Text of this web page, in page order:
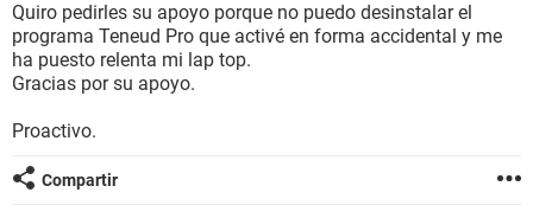
Quiro pedirles su apoyo porque no puedo desinstalar el
programa Teneud Pro que activé en forma accidental y me
ha puesto relenta mi lap top.
Gracias por su apoyo.
Proactivo.
Compartir